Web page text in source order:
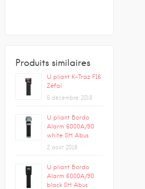
Produits similaires
U pliant K-Traz F16
Zéfal
6 décembre 2018
U pliant Bordo
Alarm 6000A/90
white SH Abus
2 août 2018
U pliant Bordo
Alarm 6000A/90
black SH Abus